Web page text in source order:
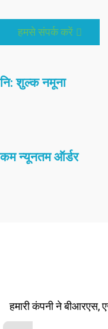
हमसे संपर्क करें
नि: शुल्क नमूना
कम न्यूनतम ऑर्डर
हमारी कंपनी ने बीआरएस,